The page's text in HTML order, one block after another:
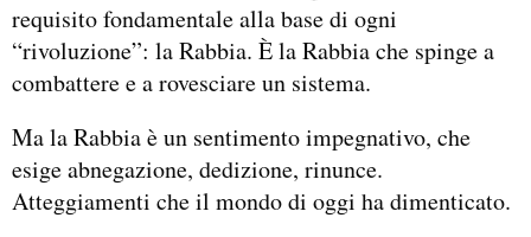
requisito fondamentale alla base di ogni
“rivoluzione”: la Rabbia. È la Rabbia che spinge a
combattere e a rovesciare un sistema.
Ma la Rabbia è un sentimento impegnativo, che
esige abnegazione, dedizione, rinunce.
Atteggiamenti che il mondo di oggi ha dimenticato.